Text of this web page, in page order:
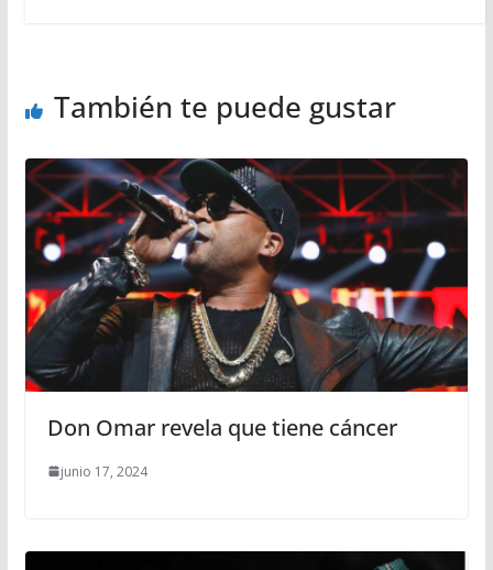
También te puede gustar
Don Omar revela que tiene cáncer
junio 17, 2024